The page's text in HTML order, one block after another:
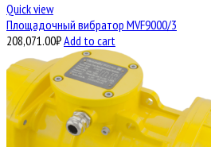
Quick view
Площадочный вибратор MVF9000/3
208,071.00₽Add to cart